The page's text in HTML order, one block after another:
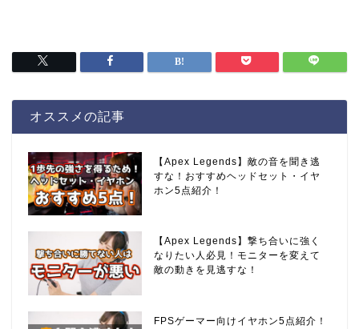
オススメの記事
【Apex Legends】敵の音を聞き逃
すな！おすすめヘッドセット・イヤ
ホン5点紹介！
【Apex Legends】撃ち合いに強く
なりたい人必見！モニターを変えて
敵の動きを見逃すな！
FPSゲーマー向けイヤホン5点紹介！